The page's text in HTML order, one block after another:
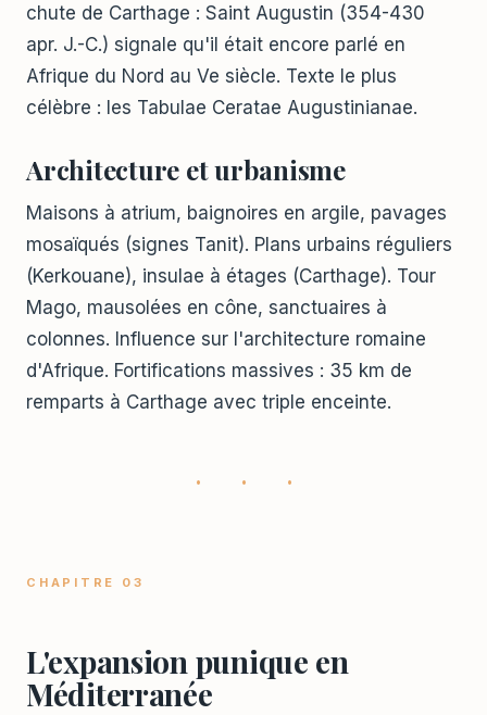
chute de Carthage : Saint Augustin (354-430
apr. J.-C.) signale qu'il était encore parlé en
Afrique du Nord au Ve siècle. Texte le plus
célèbre : les Tabulae Ceratae Augustinianae.
Architecture et urbanisme
Maisons à atrium, baignoires en argile, pavages
mosaïqués (signes Tanit). Plans urbains réguliers
(Kerkouane), insulae à étages (Carthage). Tour
Mago, mausolées en cône, sanctuaires à
colonnes. Influence sur l'architecture romaine
d'Afrique. Fortifications massives : 35 km de
remparts à Carthage avec triple enceinte.
· · ·
CHAPITRE 03
L'expansion punique en
Méditerranée